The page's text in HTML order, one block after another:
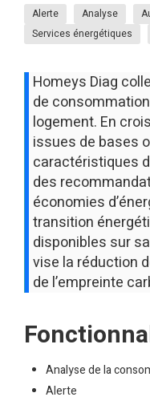
Alerte Analyse
Services énergétiques
Homeys Diag
de
logement. En
issues de bases
caractéristiques
des
économies
transition
disponibles sur
vise la réduction
de l’empreinte
Analyse de la
Alerte